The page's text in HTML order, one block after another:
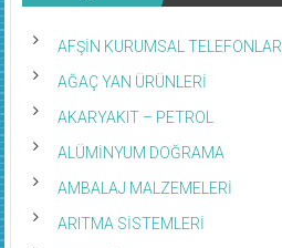
AFŞİN KURUMSAL TELEFONLAR
AĞAÇ YAN ÜRÜNLERİ
AKARYAKIT – PETROL
ALÜMİNYUM DOĞRAMA
AMBALAJ MALZEMELERİ
ARITMA SİSTEMLERİ